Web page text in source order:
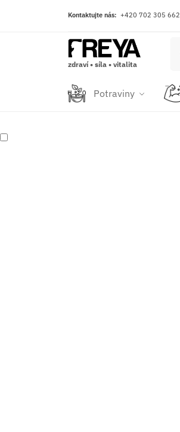
Kontaktujte nás: +420 702 305 662
zdraví • síla • vitalita
Potraviny